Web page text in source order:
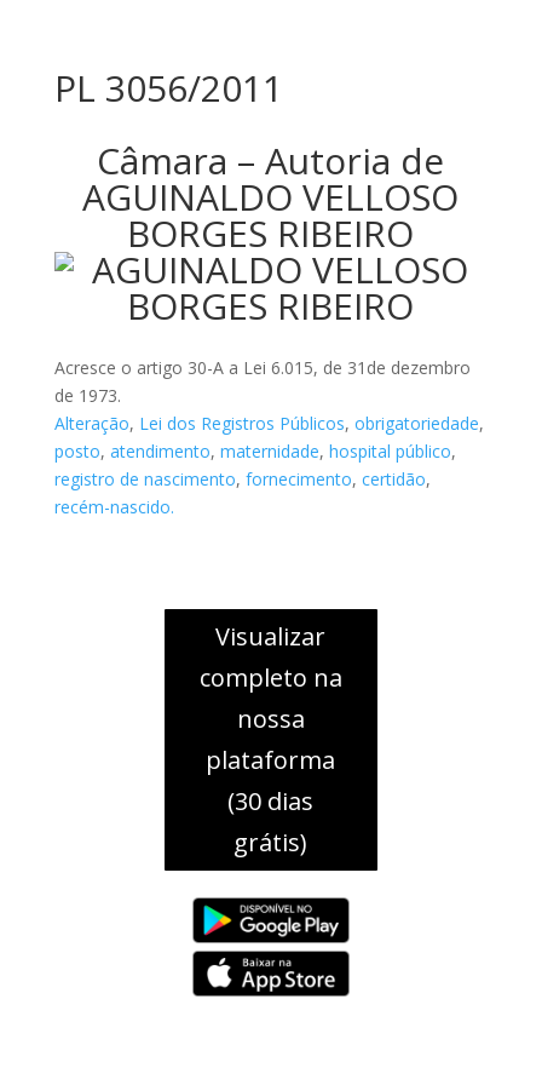
PL 3056/2011
Câmara – Autoria de
AGUINALDO VELLOSO
BORGES RIBEIRO
Acresce o artigo 30-A a Lei 6.015, de 31de dezembro
de 1973.
Alteração, Lei dos Registros Públicos, obrigatoriedade,
posto, atendimento, maternidade, hospital público,
registro de nascimento, fornecimento, certidão,
recém-nascido.
Visualizar
completo na
nossa
plataforma
(30 dias
grátis)